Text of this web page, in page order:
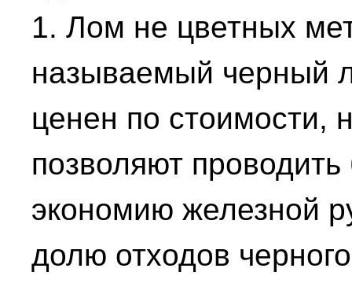
1. Лом не цветных
называемый черный
ценен по стоимости,
позволяют
экономию железной
долю отходов